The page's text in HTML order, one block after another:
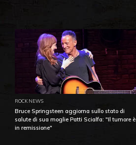
ROCK NEWS
Bruce Springsteen aggiorna sullo stato di
salute di sua moglie Patti Scialfa: "Il tumore è
in remissione"